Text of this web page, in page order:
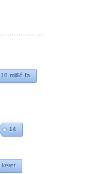
10 millió fa
14
keret